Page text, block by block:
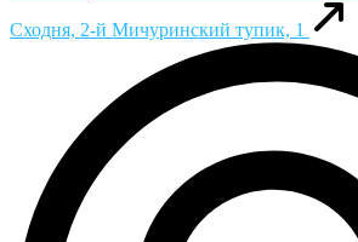
Сходня, 2-й Мичуринский тупик, 1